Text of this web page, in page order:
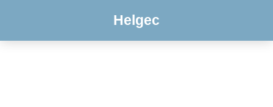
Helgec